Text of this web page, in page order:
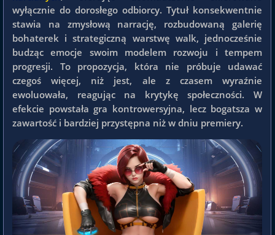
wyłącznie do dorosłego odbiorcy. Tytuł konsekwentnie
stawia na zmysłową narrację, rozbudowaną galerię
bohaterek i strategiczną warstwę walk, jednocześnie
budząc emocje swoim modelem rozwoju i tempem
progresji. To propozycja, która nie próbuje udawać
czegoś więcej, niż jest, ale z czasem wyraźnie
ewoluowała, reagując na krytykę społeczności. W
efekcie powstała gra kontrowersyjna, lecz bogatsza w
zawartość i bardziej przystępna niż w dniu premiery.